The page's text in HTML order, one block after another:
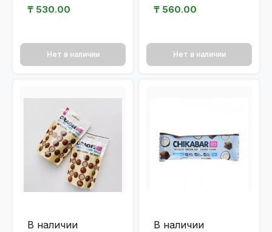
МЕРЕНГА 40гр.
₸ 530.00
Нет в наличии
₸ 560.00
Нет в наличии
В наличии В наличии